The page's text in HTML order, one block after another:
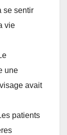
se sentir
vie
une
avait
patients